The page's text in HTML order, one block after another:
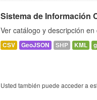
Sistema de Información
Ver catálogo y descripción
CSV GeoJSON SHP KML
Usted también puede acceder a